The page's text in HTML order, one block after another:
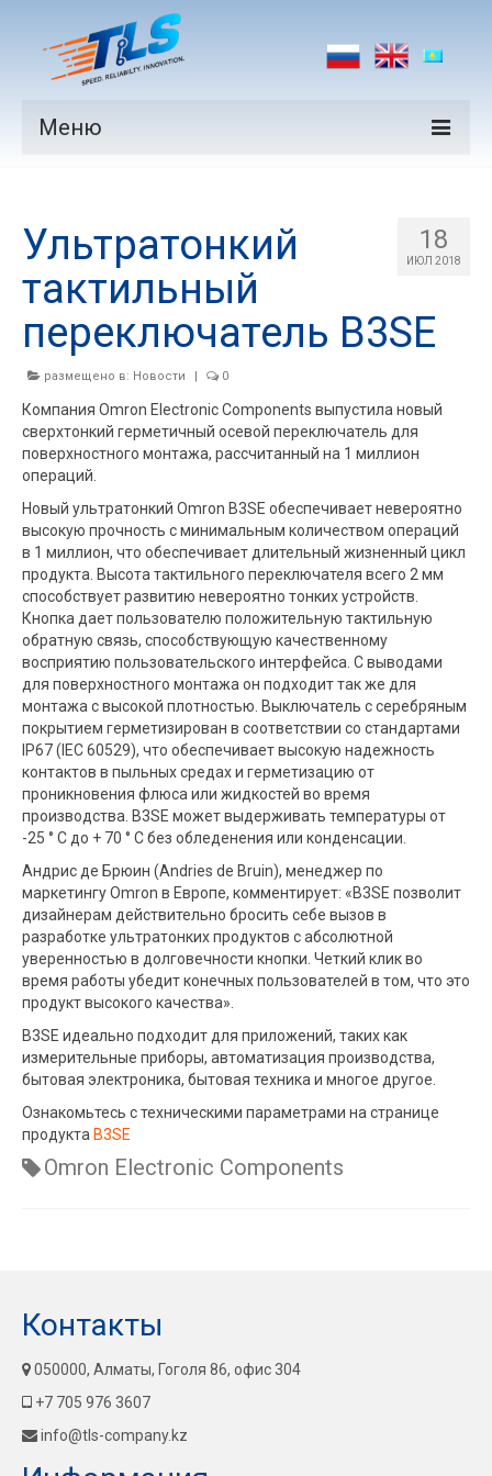
Меню
Производители
Рынки
Новости
18
ИЮЛ 2018
Ультратонкий
тактильный
переключатель B3SE
размещено в: Новости | 0
Компания Omron Electronic Components выпустила новый
сверхтонкий герметичный осевой переключатель для
поверхностного монтажа, рассчитанный на 1 миллион
операций.
Новый ультратонкий Omron B3SE обеспечивает невероятно
высокую прочность с минимальным количеством операций
в 1 миллион, что обеспечивает длительный жизненный цикл
продукта. Высота тактильного переключателя всего 2 мм
способствует развитию невероятно тонких устройств.
Кнопка дает пользователю положительную тактильную
обратную связь, способствующую качественному
восприятию пользовательского интерфейса. С выводами
для поверхностного монтажа он подходит так же для
монтажа с высокой плотностью. Выключатель с серебряным
покрытием герметизирован в соответствии со стандартами
IP67 (IEC 60529), что обеспечивает высокую надежность
контактов в пыльных средах и герметизацию от
проникновения флюса или жидкостей во время
производства. B3SE может выдерживать температуры от
-25 ° C до + 70 ° C без обледенения или конденсации.
Андрис де Брюин (Andries de Bruin), менеджер по
маркетингу Omron в Европе, комментирует: «B3SE позволит
дизайнерам действительно бросить себе вызов в
разработке ультратонких продуктов с абсолютной
уверенностью в долговечности кнопки. Четкий клик во
время работы убедит конечных пользователей в том, что это
продукт высокого качества».
B3SE идеально подходит для приложений, таких как
измерительные приборы, автоматизация производства,
бытовая электроника, бытовая техника и многое другое.
Ознакомьтесь с техническими параметрами на странице
продукта B3SE
Omron Electronic Components
Контакты
050000, Алматы, Гоголя 86, офис 304
+7 705 976 3607
info@tls-company.kz